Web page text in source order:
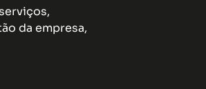
da empresa,